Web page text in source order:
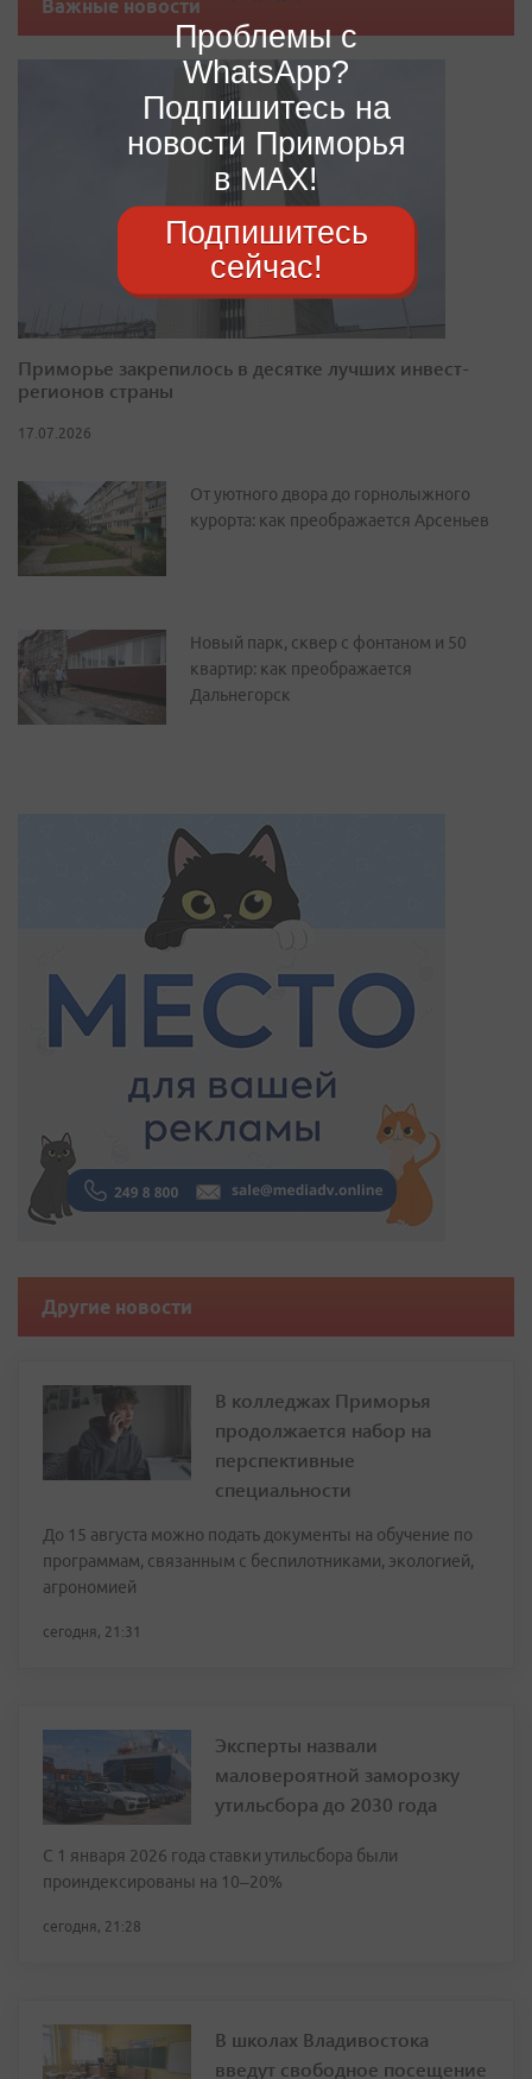
Важные новости
Приморье закрепилось в десятке лучших инвест-
регионов страны
17.07.2026
От уютного двора до горнолыжного
курорта: как преображается Арсеньев
Новый парк, сквер с фонтаном и 50
квартир: как преображается
Дальнегорск
Другие новости
В колледжах Приморья
продолжается набор на
перспективные
специальности
До 15 августа можно подать документы на обучение по
программам, связанным с беспилотниками, экологией,
агрономией
сегодня, 21:31
Эксперты назвали
маловероятной заморозку
утильсбора до 2030 года
С 1 января 2026 года ставки утильсбора были
проиндексированы на 10–20%
сегодня, 21:28
В школах Владивостока
введут свободное посещение
Проблемы с
WhatsApp?
Подпишитесь на
новости Приморья
в MAX!
Подпишитесь
сейчас!